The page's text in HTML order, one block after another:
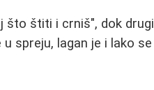
što štiti i crniš", dok drugi
spreju, lagan je i lako se